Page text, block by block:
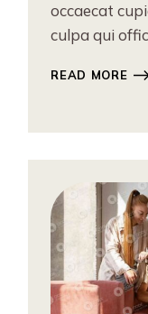
occaecat
culpa qui
READ MORE